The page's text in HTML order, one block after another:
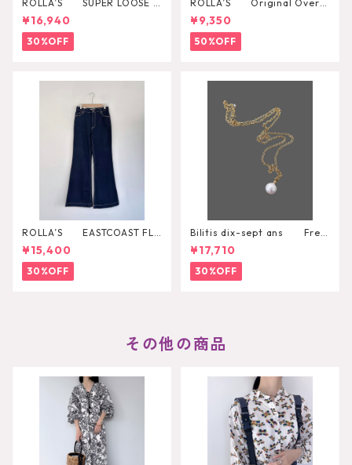
ROLLA’S SUPER LOOSE B
LACK STONE
¥16,940
30%OFF
ROLLA’S Original Overal
l¥9,350
50%OFF
ROLLA’S EASTCOAST FLA
RE AVA
¥15,400
30%OFF
Bilitis dix-sept ans Fres
h Pearl Pendant
¥17,710
30%OFF
その他の商品